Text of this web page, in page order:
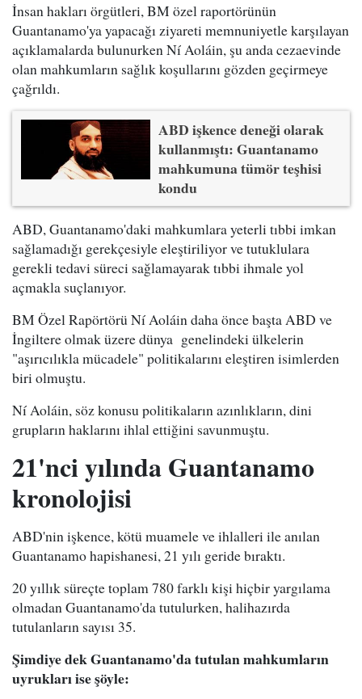
İnsan hakları örgütleri, BM özel raportörünün
Guantanamo'ya yapacağı ziyareti memnuniyetle karşılayan
açıklamalarda bulunurken Ní Aoláin, şu anda cezaevinde
olan mahkumların sağlık koşullarını gözden geçirmeye
çağrıldı.
ABD işkence deneği olarak
kullanmıştı: Guantanamo
mahkumuna tümör teşhisi
kondu
ABD, Guantanamo'daki mahkumlara yeterli tıbbi imkan
sağlamadığı gerekçesiyle eleştiriliyor ve tutuklulara
gerekli tedavi süreci sağlamayarak tıbbi ihmale yol
açmakla suçlanıyor.
BM Özel Rapörtörü Ní Aoláin daha önce başta ABD ve
İngiltere olmak üzere dünya genelindeki ülkelerin
"aşırıcılıkla mücadele" politikalarını eleştiren isimlerden
biri olmuştu.
Ní Aoláin, söz konusu politikaların azınlıkların, dini
grupların haklarını ihlal ettiğini savunmuştu.
21'nci yılında Guantanamo
kronolojisi
ABD'nin işkence, kötü muamele ve ihlalleri ile anılan
Guantanamo hapishanesi, 21 yılı geride bıraktı.
20 yıllık süreçte toplam 780 farklı kişi hiçbir yargılama
olmadan Guantanamo'da tutulurken, halihazırda
tutulanların sayısı 35.
Şimdiye dek Guantanamo'da tutulan mahkumların
uyrukları ise şöyle: